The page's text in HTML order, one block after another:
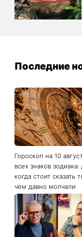
Последние
Гороскоп на 10
всех знаков зодиака:
когда стоит сказать
чем давно молчали